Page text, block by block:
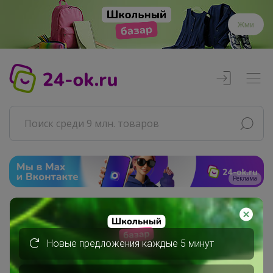
Жми
Реклама
Главная
Торговые марки
SisleyНовые предложения каждые 5 минут